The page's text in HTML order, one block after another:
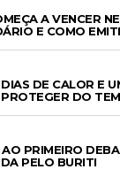
A VENCER
E COMO
DE CALOR E
DO
PRIMEIRO
PELO BURITI